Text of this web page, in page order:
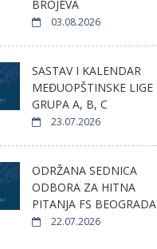
BROJEVA
03.08.2026
SASTAV I KALENDAR
MEĐUOPŠTINSKE LIGE
GRUPA A, B, C
23.07.2026
ODRŽANA SEDNICA
ODBORA ZA HITNA
PITANJA FS BEOGRADA
22.07.2026